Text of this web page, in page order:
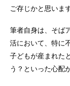
ご存じかと思います
筆者自身は、そば
活において、特に
子どもが産まれた
う？といった心配